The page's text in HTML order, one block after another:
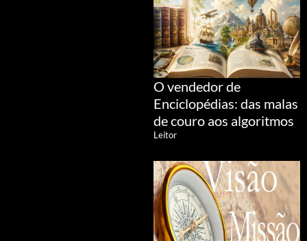
O vendedor de
Enciclopédias: das malas
de couro aos algoritmos
Leitor